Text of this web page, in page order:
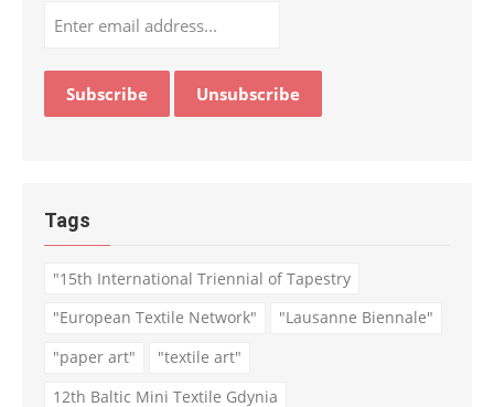
Tags
"15th International Triennial of Tapestry
"European Textile Network"
"Lausanne Biennale"
"paper art"
"textile art"
12th Baltic Mini Textile Gdynia